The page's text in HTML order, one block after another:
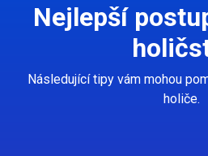
Nejlepší
Následující tipy vám mohou
holiče.